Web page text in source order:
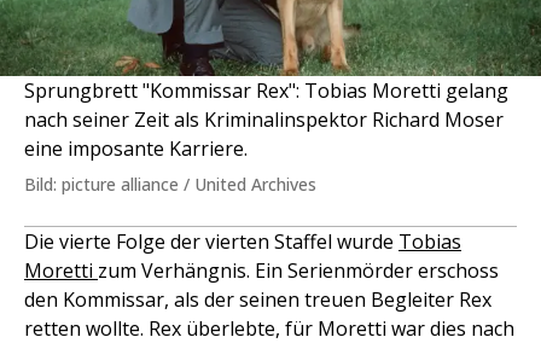
Sprungbrett "Kommissar Rex": Tobias Moretti gelang
nach seiner Zeit als Kriminalinspektor Richard Moser
eine imposante Karriere.
Bild: picture alliance / United Archives
Die vierte Folge der vierten Staffel wurde Tobias
Moretti zum Verhängnis. Ein Serienmörder erschoss
den Kommissar, als der seinen treuen Begleiter Rex
retten wollte. Rex überlebte, für Moretti war dies nach